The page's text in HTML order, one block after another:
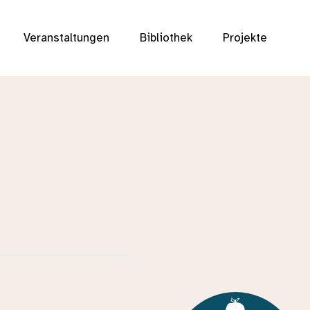
Veranstaltungen Bibliothek Projekte